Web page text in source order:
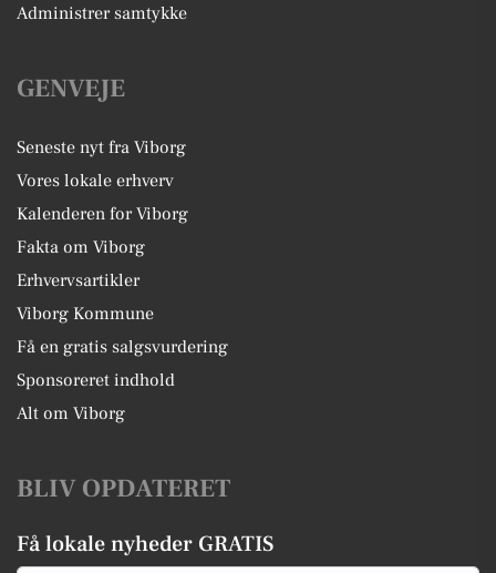
Administrer samtykke
GENVEJE
Seneste nyt fra Viborg
Vores lokale erhverv
Kalenderen for Viborg
Fakta om Viborg
Erhvervsartikler
Viborg Kommune
Få en gratis salgsvurdering
Sponsoreret indhold
Alt om Viborg
BLIV OPDATERET
Få lokale nyheder GRATIS